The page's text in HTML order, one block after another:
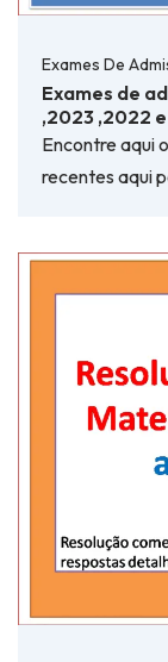
Exames De
Exames de
,2023 ,2022
Encontre aqui
recentes aqui